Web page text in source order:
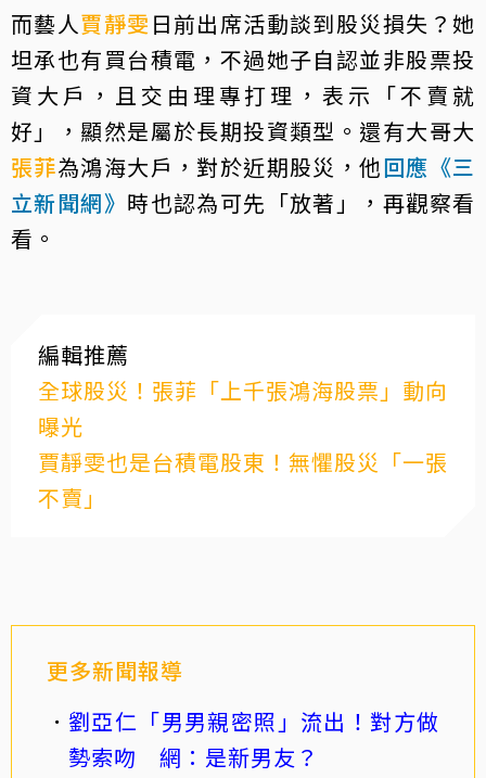
而藝人賈靜雯 日前出席活動談到股災損失？她
坦承也有買台積電，不過她子自認並非股票投
資大戶，且交由理專打理，表示「不賣就
好」，顯然是屬於長期投資類型。還有大哥大
張菲為鴻海大戶，對於近期股災，他回應《三
立新聞網》 時也認為可先「放著」，再觀察看
看。
編輯推薦
全球股災！張菲「上千張鴻海股票」動向
曝光
賈靜雯也是台積電股東！無懼股災「一張
不賣」
更多新聞報導
劉亞仁「男男親密照」流出！對方做
勢索吻 網：是新男友？